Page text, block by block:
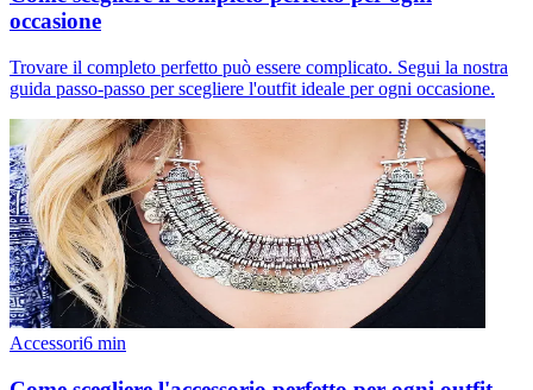
occasione
Trovare il completo perfetto può essere complicato. Segui la nostra
guida passo-passo per scegliere l'outfit ideale per ogni occasione.
Accessori6 min